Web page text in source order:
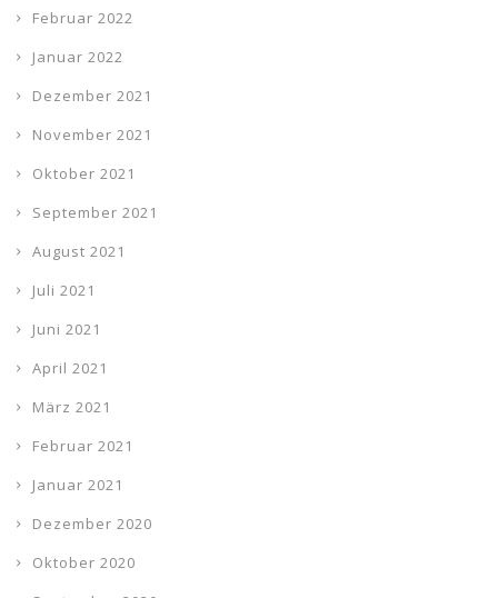
Februar 2022
Januar 2022
Dezember 2021
November 2021
Oktober 2021
September 2021
August 2021
Juli 2021
Juni 2021
April 2021
März 2021
Februar 2021
Januar 2021
Dezember 2020
Oktober 2020